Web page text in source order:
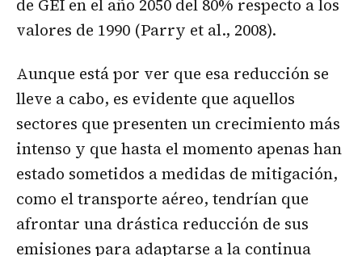
de GEI en el año 2050 del 80% respecto a los
valores de 1990 (Parry et al., 2008).
Aunque está por ver que esa reducción se
lleve a cabo, es evidente que aquellos
sectores que presenten un crecimiento más
intenso y que hasta el momento apenas han
estado sometidos a medidas de mitigación,
como el transporte aéreo, tendrían que
afrontar una drástica reducción de sus
emisiones para adaptarse a la continua